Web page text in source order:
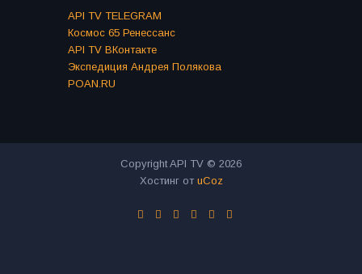
API TV TELEGRAM
Космос 65 Ренессанс
API TV ВКонтакте
Экспедиция Андрея Полякова
POAN.RU
Copyright API TV © 2026
Хостинг от uCoz